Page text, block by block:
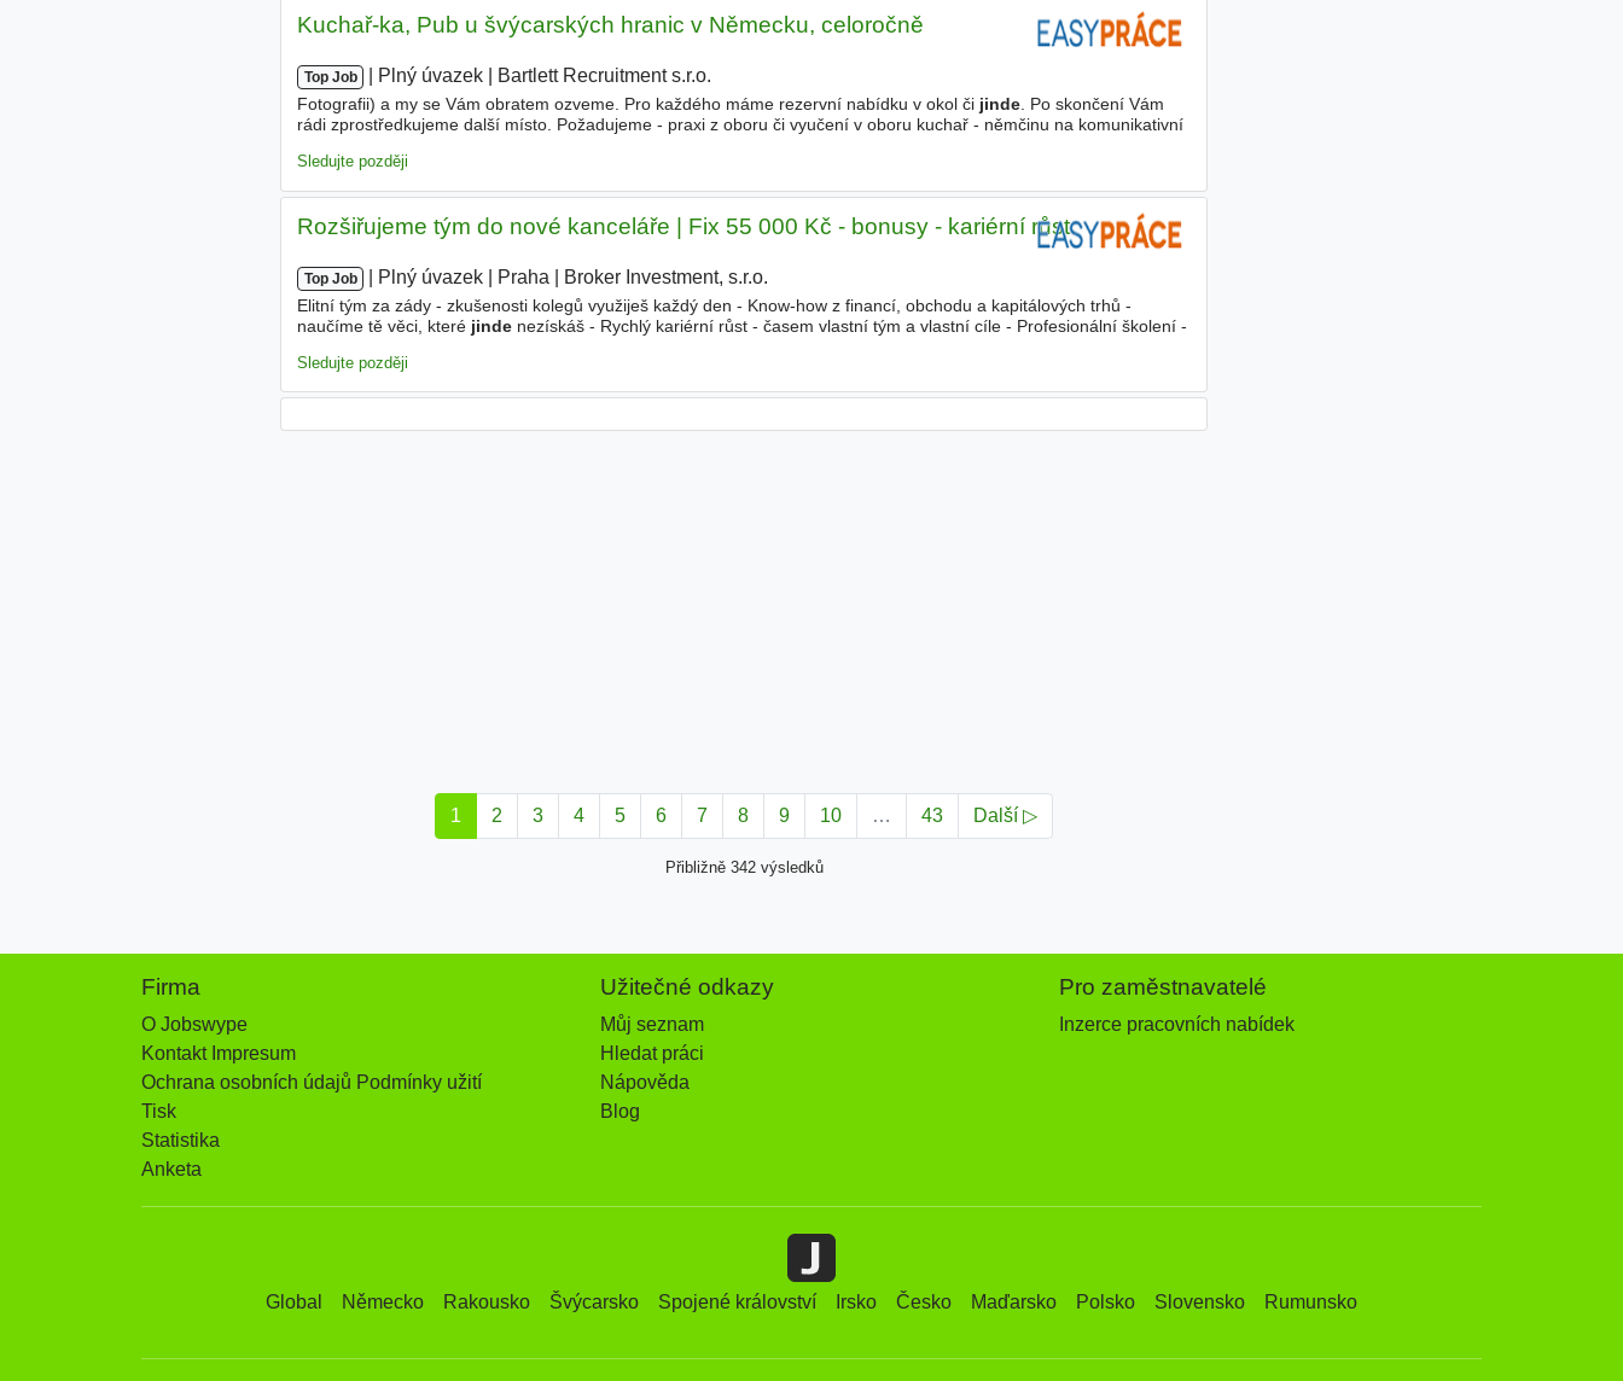
Kuchař-ka, Pub u švýcarských hranic v Německu, celoročně
Top Job Plný úvazek Bartlett Recruitment s.r.o.
Fotografii) a my se Vám obratem ozveme. Pro každého máme rezervní nabídku v okol či jinde. Po skončení Vám
rádi zprostředkujeme další místo. Požadujeme - praxi z oboru či vyučení v oboru kuchař - němčinu na komunikativní
Sledujte později
Rozšiřujeme tým do nové kanceláře | Fix 55 000 Kč - bonusy - kariérní růst
Top Job Plný úvazek Praha Broker Investment, s.r.o.
Elitní tým za zády - zkušenosti kolegů využiješ každý den - Know-how z financí, obchodu a kapitálových trhů -
naučíme tě věci, které jindenezískáš - Rychlý kariérní růst - časem vlastní tým a vlastní cíle - Profesionální školení -
Sledujte později
1 2 3 4 5 6 7 8 9 10 … 43 Další ▷
Přibližně 342 výsledků
Firma
O Jobswype
Kontakt Impresum
Ochrana osobních údajů Podmínky užití
Tisk
Statistika
Anketa
Užitečné odkazy
Můj seznam
Hledat práci
Nápověda
Blog
Pro zaměstnavatelé
Inzerce pracovních nabídek
Global Německo Rakousko Švýcarsko Spojené království Irsko Česko Maďarsko Polsko Slovensko Rumunsko